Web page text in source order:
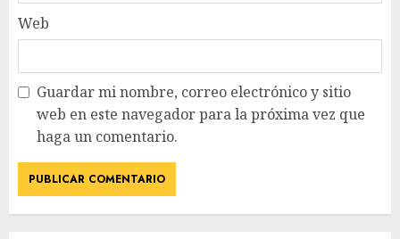
Web
Guardar mi nombre, correo electrónico y sitio
web en este navegador para la próxima vez que
haga un comentario.